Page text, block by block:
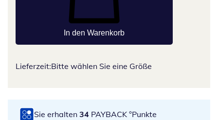
In den Warenkorb
Lieferzeit:Bitte wählen Sie eine Größe
Sie erhalten 34 PAYBACK °Punkte